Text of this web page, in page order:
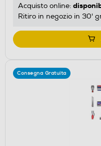
Acquisto online:
Ritiro in negozio in 30'
Consegna Gratuita